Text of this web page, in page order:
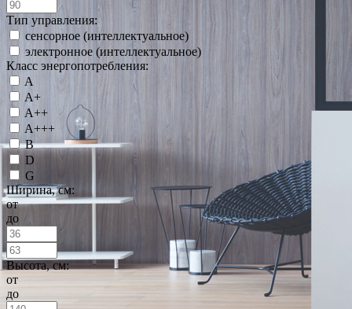
Тип управления:
сенсорное (интеллектуальное)
электронное (интеллектуальное)
Класс энергопотребления:
A
A+
A++
A+++
B
D
G
Ширина, см:
от
до
Высота, см:
от
до